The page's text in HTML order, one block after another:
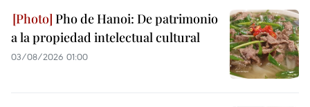
Pho de Hanoi: De patrimonio
a la propiedad intelectual cultural
03/08/2026 01:00